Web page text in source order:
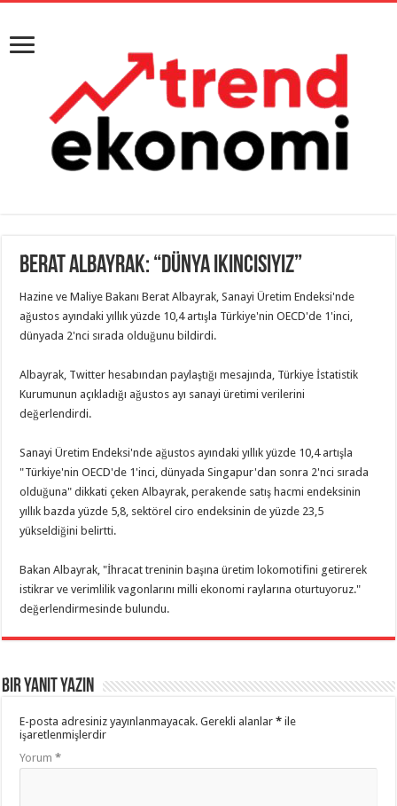
Berat Albayrak: “Dünya ikincisiyiz”
Hazine ve Maliye Bakanı Berat Albayrak, Sanayi Üretim Endeksi'nde
ağustos ayındaki yıllık yüzde 10,4 artışla Türkiye'nin OECD'de 1'inci,
dünyada 2'nci sırada olduğunu bildirdi.
Albayrak, Twitter hesabından paylaştığı mesajında, Türkiye İstatistik
Kurumunun açıkladığı ağustos ayı sanayi üretimi verilerini
değerlendirdi.
Sanayi Üretim Endeksi'nde ağustos ayındaki yıllık yüzde 10,4 artışla
"Türkiye'nin OECD'de 1'inci, dünyada Singapur'dan sonra 2'nci sırada
olduğuna" dikkati çeken Albayrak, perakende satış hacmi endeksinin
yıllık bazda yüzde 5,8, sektörel ciro endeksinin de yüzde 23,5
yükseldiğini belirtti.
Bakan Albayrak, "İhracat treninin başına üretim lokomotifini getirerek
istikrar ve verimlilik vagonlarını milli ekonomi raylarına oturtuyoruz."
değerlendirmesinde bulundu.
Bir yanıt yazın
E-posta adresiniz yayınlanmayacak. Gerekli alanlar* ile
işaretlenmişlerdir
Yorum*